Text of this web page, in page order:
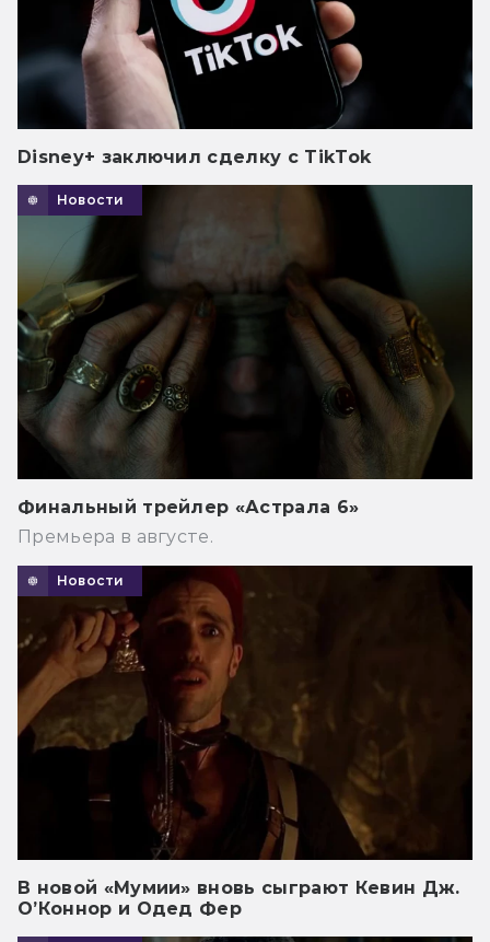
Disney+ заключил сделку с TikTok
Новости
Финальный трейлер «Астрала 6»
Премьера в августе.
Новости
В новой «Мумии» вновь сыграют Кевин Дж.
О’Коннор и Одед Фер